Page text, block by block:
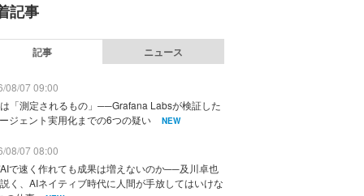
記事
記事 ニュース
08/07 09:00
「測定されるもの」──Grafana Labsが検証した
ジェント実用化までの6つの疑い
NEW
08/07 08:00
で速く作れても成果は増えないのか──及川卓也
く、AIネイティブ時代に人間が手放してはいけな